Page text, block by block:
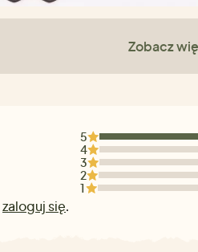
Zobacz
zaloguj się.
5
4
3
2
1